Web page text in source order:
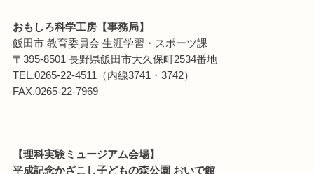
おもしろ科学工房【事務局】
飯田市 教育委員会 生涯学習・スポーツ課
〒395-8501 長野県飯田市大久保町2534番地
TEL.0265-22-4511（内線3741・3742）
FAX.0265-22-7969
【理科実験ミュージアム会場】
平成記念かざこし子どもの森公園 おいで館